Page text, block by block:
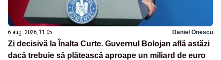
6 aug. 2026, 11:05 Daniel Onescu
Zi decisivă la Înalta Curte. Guvernul Bolojan află astăzi
dacă trebuie să plătească aproape un miliard de euro